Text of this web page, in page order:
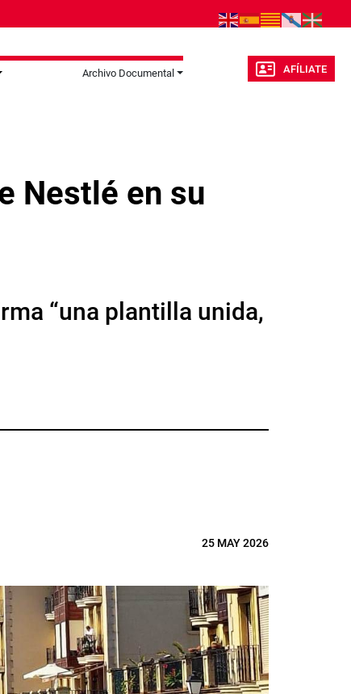
Archivo Documental AFÍLIATE
Nestlé en su
“una plantilla unida,
25 MAY 2026